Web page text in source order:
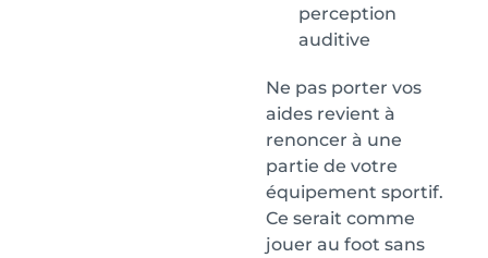
perception
auditive
Ne pas porter vos
aides revient à
renoncer à une
partie de votre
équipement sportif.
Ce serait comme
jouer au foot sans